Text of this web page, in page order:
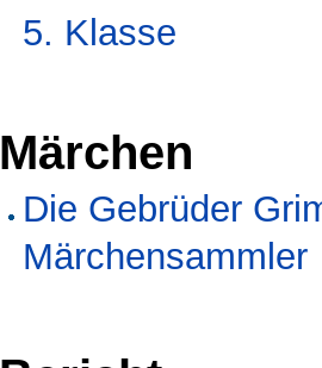
5. Klasse
Märchen
Die Gebrüder
Märchensammler